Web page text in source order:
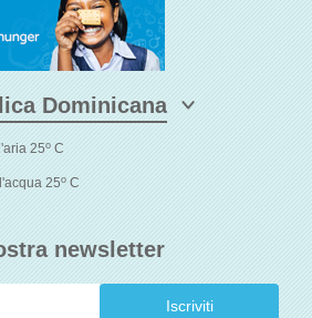
newsletter
25o C
25o C